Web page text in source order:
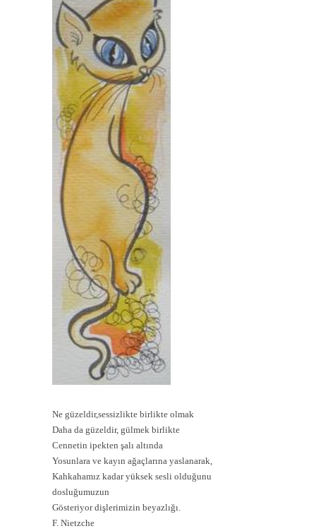
Ne güzeldir,sessizlikte birlikte olmak
Daha da güzeldir, gülmek birlikte
Cennetin ipekten şalı altında
Yosunlara ve kayın ağaçlarına yaslanarak,
Kahkahamız kadar yüksek sesli olduğunu
dosluğumuzun
Gösteriyor dişlerimizin beyazlığı.
F. Nietzche